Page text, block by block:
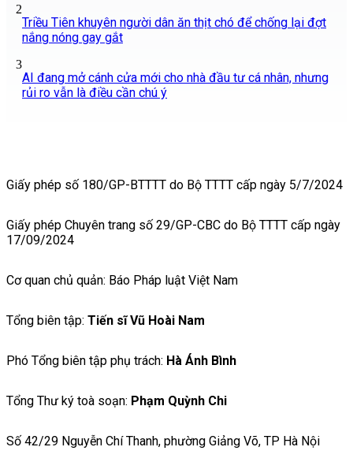
2
Triều Tiên khuyên người dân ăn thịt chó để chống lại đợt
nắng nóng gay gắt
3
AI đang mở cánh cửa mới cho nhà đầu tư cá nhân, nhưng
rủi ro vẫn là điều cần chú ý
Giấy phép số 180/GP-BTTTT do Bộ TTTT cấp ngày 5/7/2024
Giấy phép Chuyên trang số 29/GP-CBC do Bộ TTTT cấp ngày
17/09/2024
Cơ quan chủ quản: Báo Pháp luật Việt Nam
Tổng biên tập: Tiến sĩ Vũ Hoài Nam
Phó Tổng biên tập phụ trách: Hà Ánh Bình
Tổng Thư ký toà soạn: Phạm Quỳnh Chi
Số 42/29 Nguyễn Chí Thanh, phường Giảng Võ, TP Hà Nội